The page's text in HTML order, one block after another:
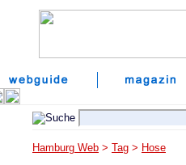
Hamburg Web > Tag > Hose